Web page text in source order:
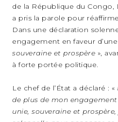
de la République du Congo,
a pris la parole pour
Dans une déclaration
engagement en faveur
souveraine et prospère »,
à forte portée politique.
Le chef de l’État a déclaré : «
de plus de mon engagement
unie, souveraine et